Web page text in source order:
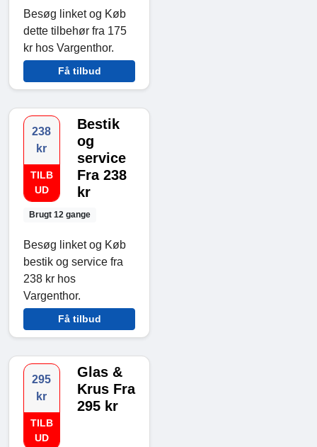
Besøg linket og Køb
dette tilbehør fra 175
kr hos Vargenthor.
Få tilbud
238
kr
TILB
UD
Brugt 12 gange
Bestik
og
service
Fra 238
kr
Besøg linket og Køb
bestik og service fra
238 kr hos
Vargenthor.
Få tilbud
295
kr
TILB
UD
Glas &
Krus Fra
295 kr